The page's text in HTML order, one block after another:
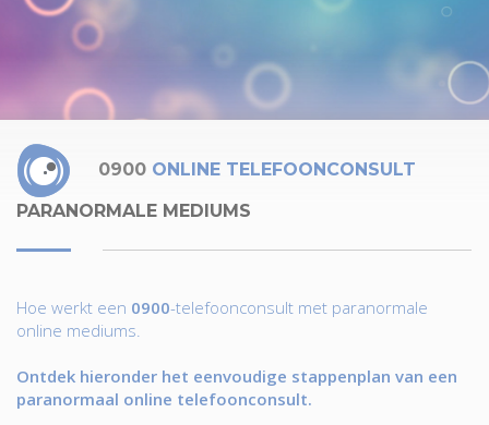
0900 ONLINE TELEFOONCONSULT
PARANORMALE MEDIUMS
Hoe werkt een 0900-telefoonconsult met paranormale
online mediums.
Ontdek hieronder het eenvoudige stappenplan van een
paranormaal online telefoonconsult.